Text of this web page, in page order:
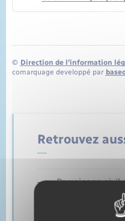
© Direction de l’information
comarquage developpé par
Retrouvez
Parrainage civil
Mariage – PACS